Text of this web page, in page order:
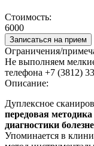
Стоимость:
6000
Записаться на прием
Ограничения/
Не выполняем
телефона +7 (3812)
Описание:
Дуплексное
передовая
диагностики
Упоминается в